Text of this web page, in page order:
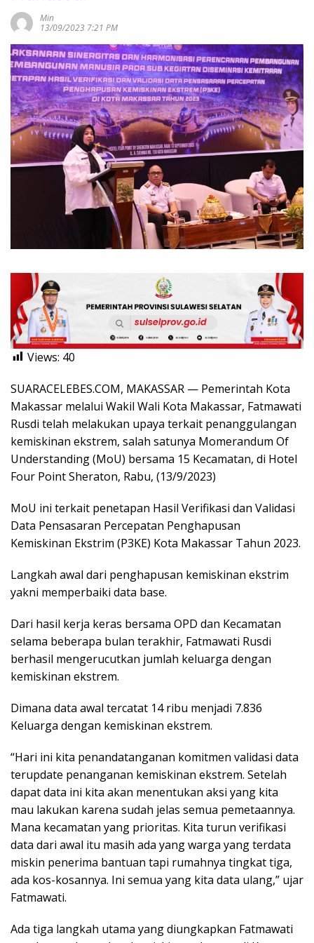
Min
13/09/2023 7:21 PM
Views: 40
SUARACELEBES.COM, MAKASSAR — Pemerintah Kota
Makassar melalui Wakil Wali Kota Makassar, Fatmawati
Rusdi telah melakukan upaya terkait penanggulangan
kemiskinan ekstrem, salah satunya Momerandum Of
Understanding (MoU) bersama 15 Kecamatan, di Hotel
Four Point Sheraton, Rabu, (13/9/2023)
MoU ini terkait penetapan Hasil Verifikasi dan Validasi
Data Pensasaran Percepatan Penghapusan
Kemiskinan Ekstrim (P3KE) Kota Makassar Tahun 2023.
Langkah awal dari penghapusan kemiskinan ekstrim
yakni memperbaiki data base.
Dari hasil kerja keras bersama OPD dan Kecamatan
selama beberapa bulan terakhir, Fatmawati Rusdi
berhasil mengerucutkan jumlah keluarga dengan
kemiskinan ekstrem.
Dimana data awal tercatat 14 ribu menjadi 7.836
Keluarga dengan kemiskinan ekstrem.
“Hari ini kita penandatanganan komitmen validasi data
terupdate penanganan kemiskinan ekstrem. Setelah
dapat data ini kita akan menentukan aksi yang kita
mau lakukan karena sudah jelas semua pemetaannya.
Mana kecamatan yang prioritas. Kita turun verifikasi
data dari awal itu masih ada yang warga yang terdata
miskin penerima bantuan tapi rumahnya tingkat tiga,
ada kos-kosannya. Ini semua yang kita data ulang,” ujar
Fatmawati.
Ada tiga langkah utama yang diungkapkan Fatmawati